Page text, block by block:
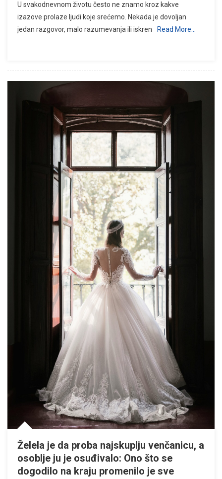
U svakodnevnom životu često ne znamo kroz kakve
izazove prolaze ljudi koje srećemo. Nekada je dovoljan
jedan razgovor, malo razumevanja ili iskren
Read More…
Želela je da proba najskuplju venčanicu, a
osoblje ju je osuđivalo: Ono što se
dogodilo na kraju promenilo je sve